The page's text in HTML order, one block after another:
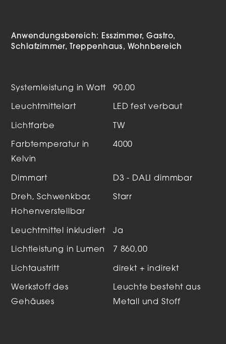
Anwendungsbereich: Esszimmer Gastro
Schlafzimmer
Treppenhaus Wohnbereich
Systemleistung in Watt 90.00
Leuchtmittelart LED fest verbaut
Lichtfarbe TW
Farbtemperatur in
Kelvin
4000
Dimmart D3 - DALI dimmbar
Dreh, Schwenkbar,
Hohenverstellbar
Starr
Leuchtmittel inkludiert Ja
Lichtleistung in Lumen 7 860,00
Lichtaustritt direkt + indirekt
Werkstoff des
Gehäuses
Leuchte besteht aus
Metall und Stoff